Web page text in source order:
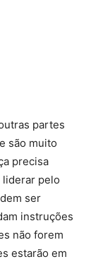
partes
são muito
precisa
liderar pelo
ser
instruções
não forem
estarão em